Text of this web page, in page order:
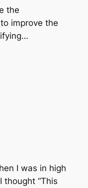
the
improve the
I was in high
thought “This